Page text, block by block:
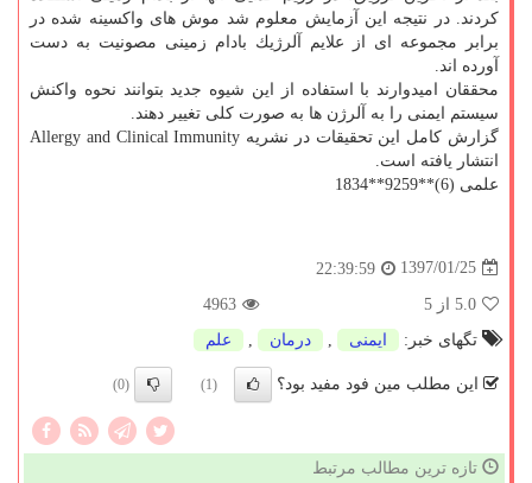
كردند. در نتیجه این آزمایش معلوم شد موش های واكسینه شده در
برابر مجموعه ای از علایم آلرژیك بادام زمینی مصونیت به دست
آورده اند.
محققان امیدوارند با استفاده از این شیوه جدید بتوانند نحوه واكنش
سیستم ایمنی را به آلرژن ها به صورت كلی تغییر دهند.
گزارش كامل این تحقیقات در نشریه Allergy and Clinical Immunity
انتشار یافته است.
علمی (6)**9259**1834
1397/01/25
22:39:59
5.0 از 5
4963
تگهای خبر:
ایمنی درمان علم
این مطلب مین فود مفید بود؟ (1)
(0)
تازه ترین مطالب مرتبط